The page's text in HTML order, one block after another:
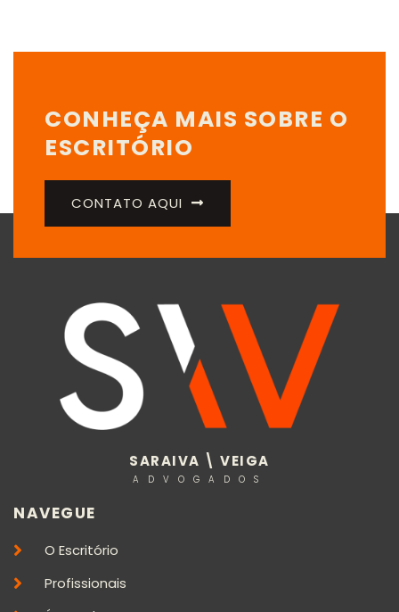
CONHEÇA MAIS SOBRE O
ESCRITÓRIO
CONTATO AQUI
SARAIVA \ VEIGA
ADVOGADOS
NAVEGUE
O Escritório
Profissionais